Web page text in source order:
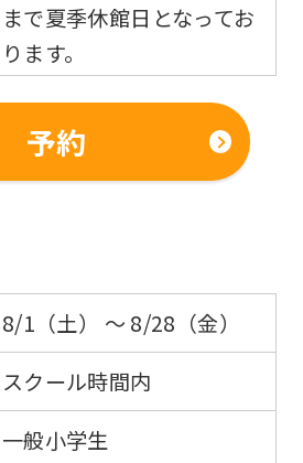
まで夏季休館日となってお
ります。
予約
8/1（土） 〜 8/28（金）
スクール時間内
一般小学生